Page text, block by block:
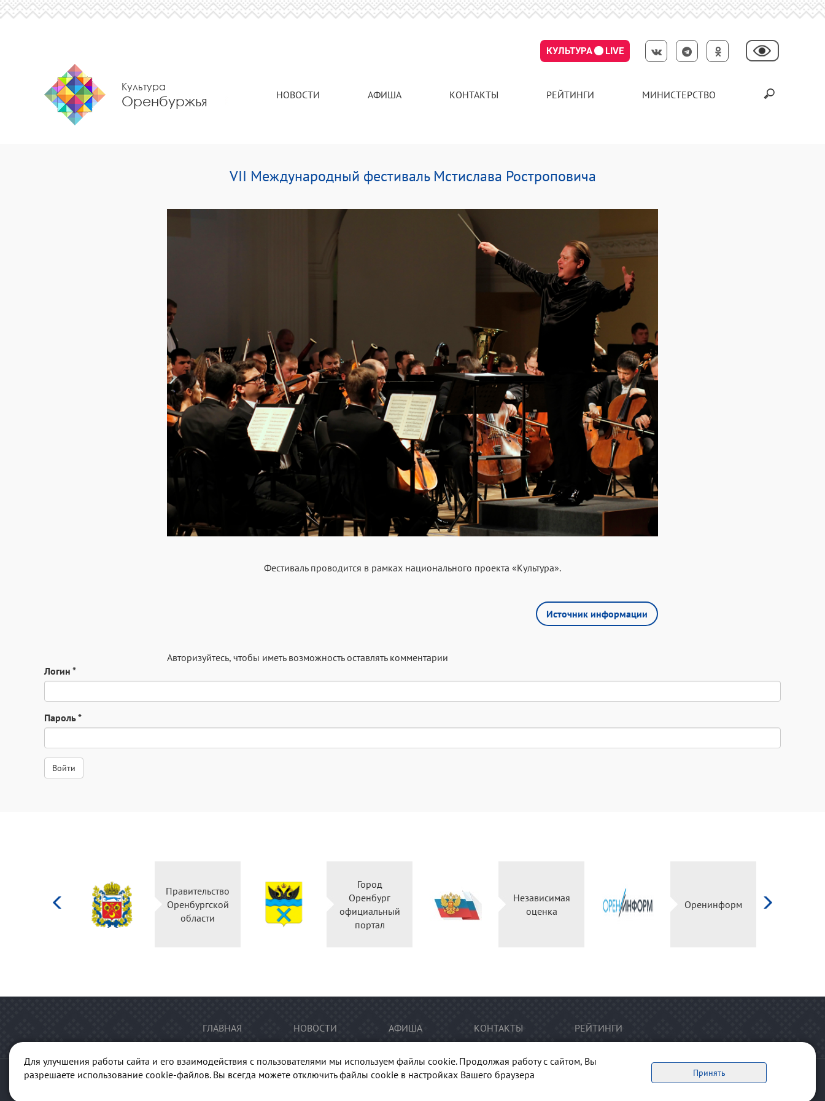
КУЛЬТУРА LIVE
Культура
Оренбуржья НОВОСТИ АФИША КОНТАКТЫ РЕЙТИНГИ МИНИСТЕРСТВО
VII Международный фестиваль Мстислава Ростроповича
Фестиваль проводится в рамках национального проекта «Культура».
Источник информации
Авторизуйтесь, чтобы иметь возможность оставлять комментарии
Логин *
Пароль*
Правительство
Оренбургской
области
Город
Оренбург
официальный
портал
Независимая
оценка
Оренинформ
Для улучшения работы сайта и его взаимодействия с пользователями мы используем файлы cookie. Продолжая работу с сайтом, Вы
разрешаете использование cookie-файлов. Вы всегда можете отключить файлы cookie в настройках Вашего браузера
Принять
ГЛАВНАЯ НОВОСТИ АФИША КОНТАКТЫ РЕЙТИНГИ
на первоисточник обязательна.